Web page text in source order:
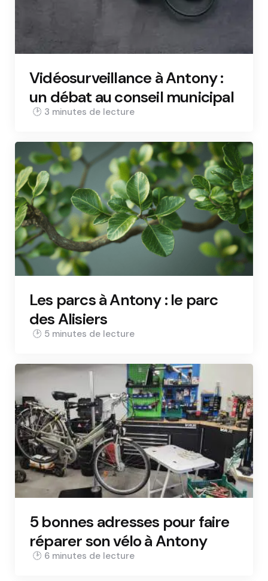
Vidéosurveillance à Antony :
un débat au conseil municipal
3 min
Les parcs à Antony : le parc
des Alisiers
5 min
5 bonnes adresses pour faire
réparer son vélo à Antony
6 min